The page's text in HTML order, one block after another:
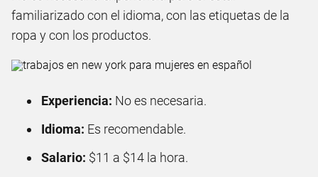
familiarizado con el idioma, con las etiquetas de la
ropa y con los productos.
Experiencia: No es necesaria.
Idioma: Es recomendable.
Salario: $11 a $14 la hora.